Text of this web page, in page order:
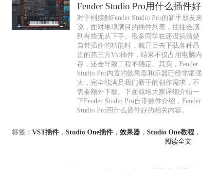
Fender Studio Pro用什么插件好
对于刚接触Fender Studio Pro的新手朋友来
说，面对琳琅满目的插件列表，往往会感
到有些无从下手。很多同学在还没搞清楚
自带插件的功能时，就盲目去下载各种昂
贵的第三方Vst插件，结果不仅占用电脑内
存，还会导致工程不稳定。其实，Fender
Studio Pro内置的效果器和乐器已经非常强
大，完全能满足我们新手的创作需求，不
需要额外下载。下面就给大家详细介绍一
下Fender Studio Pro自带插件介绍，Fender
Studio Pro用什么插件好的相关内容。
标签： VST插件， Studio One插件， 效果器， Studio One教程，
阅读全文